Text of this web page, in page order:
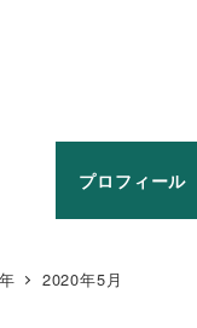
プロフィール
2020年5月